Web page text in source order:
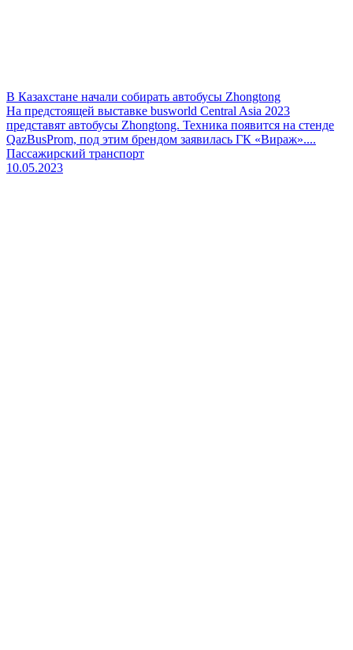
В Казахстане начали собирать автобусы Zhongtong
На предстоящей выставке busworld Central Asia 2023
представят автобусы Zhongtong. Техника появится на стенде
QazBusProm, под этим брендом заявилась ГК «Вираж»....
Пассажирский транспорт
10.05.2023